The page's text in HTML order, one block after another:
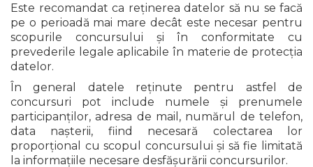
Este recomandat ca reținerea datelor să nu se facă
pe o perioadă mai mare decât este necesar pentru
scopurile concursului și în conformitate cu
prevederile legale aplicabile în materie de protecția
datelor.
În general datele reținute pentru astfel de
concursuri pot include numele și prenumele
participanților, adresa de mail, numărul de telefon,
data nașterii, fiind necesară colectarea lor
proporțional cu scopul concursului și să fie limitată
la informațiile necesare desfășurării concursurilor.